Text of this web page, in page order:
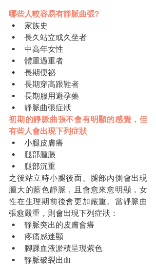
哪些人較容易有靜脈曲張?
家族史
長久站立或久坐者
中高年女性
體重過重者
長期便祕
長期穿高跟鞋者
長期服用避孕藥
靜脈曲張症狀
初期的靜脈曲張不會有明顯的感覺，但
有些人會出現下列症狀
小腿皮膚癢
腿部腫脹
腿部沉重
之後站立時小腿後面、腿部內側會出現
腫大的藍色靜脈，且會愈來愈明顯，女
性在生理期前後會更加嚴重。當靜脈曲
張愈嚴重，則會出現下列症狀：
靜脈突出的皮膚會癢
疼痛感迷顯
腳踝血液淤積呈現紫色
靜脈破裂出血